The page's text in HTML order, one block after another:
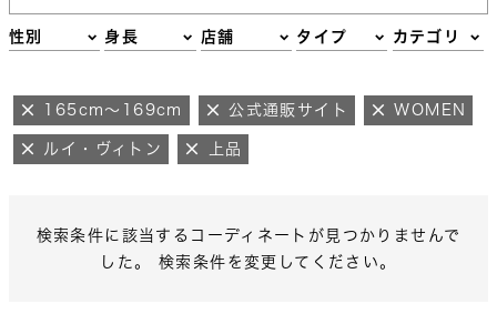
性別 身長 店舗 タイプ カテゴリ
165cm～169cm 公式通販サイト WOMEN
ルイ・ヴィトン 上品
検索条件に該当するコーディネートが見つかりませんで
した。 検索条件を変更してください。